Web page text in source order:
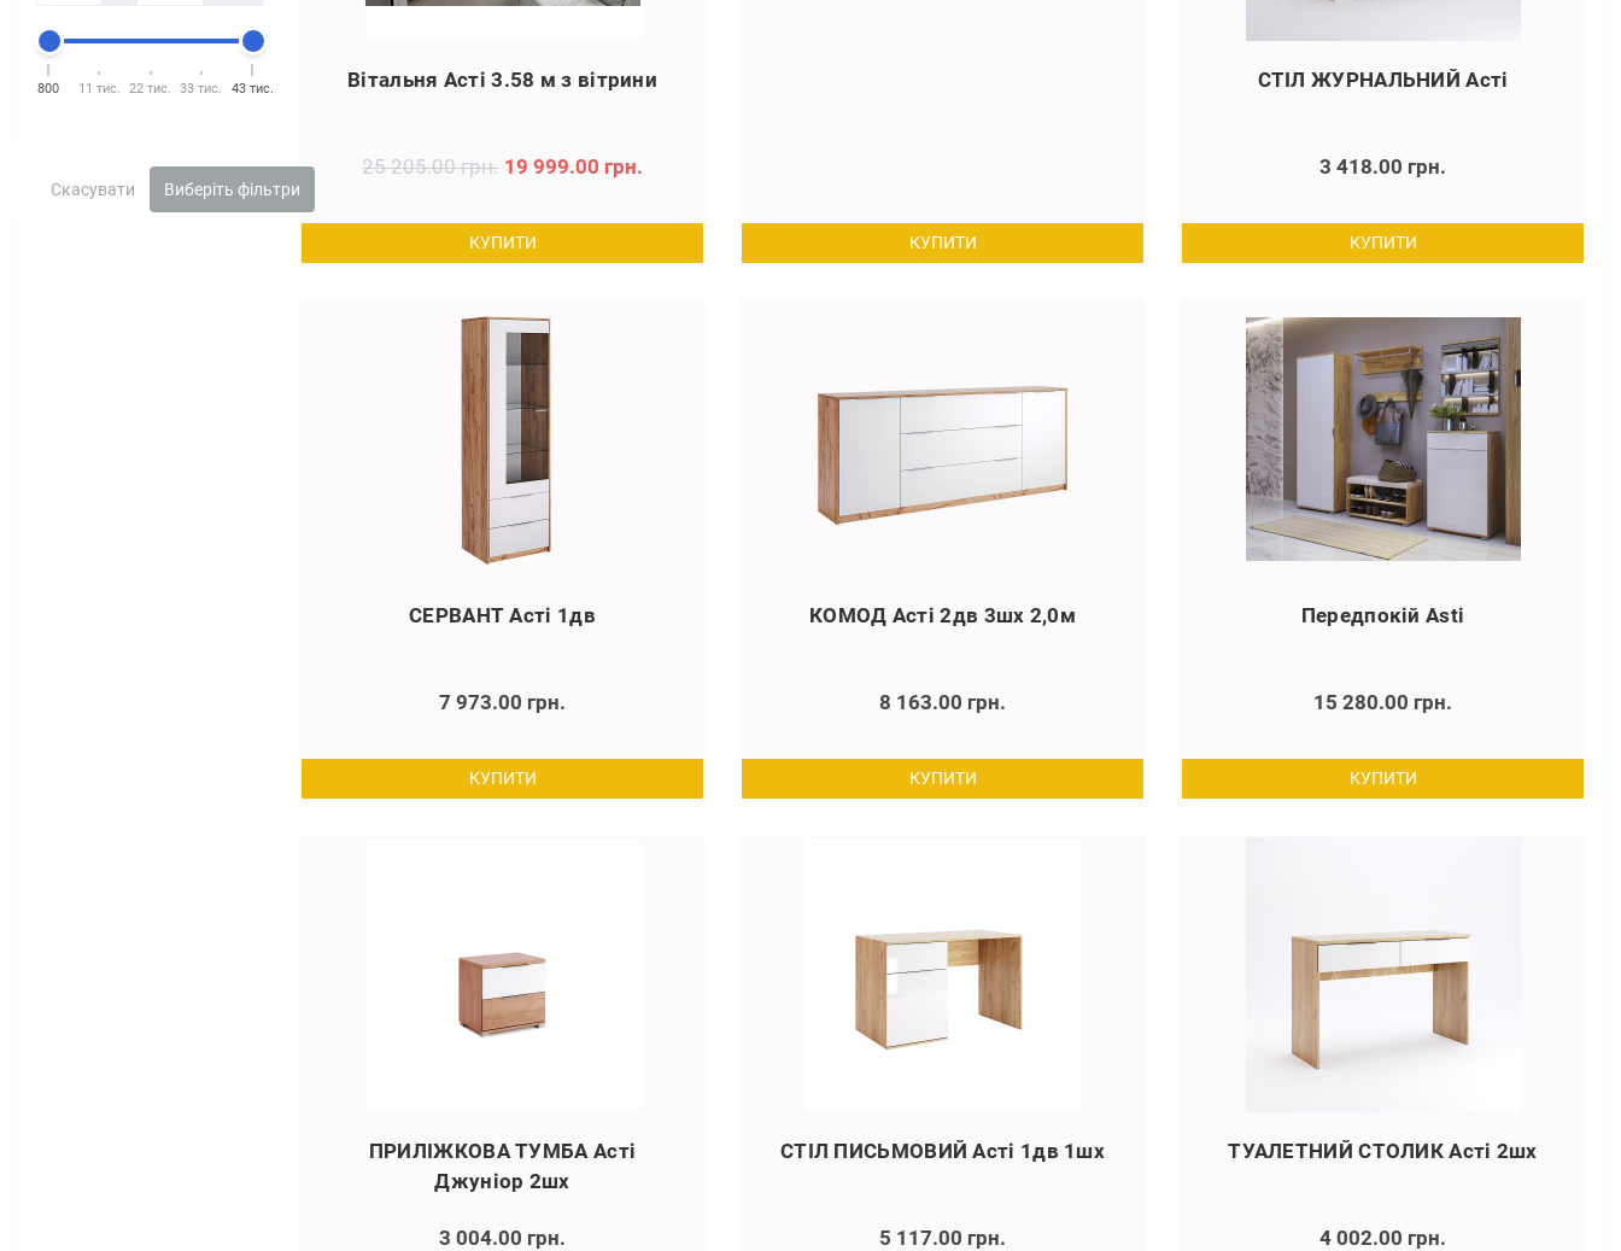
800 11 тис. 22 тис. 33 тис. 43 тис.
Скасувати Виберіть фільтри
Вітальня Асті 3.58 м з вітрини
25 205.00 грн. 19 999.00 грн.
КУПИТИ КУПИТИ
СТІЛ ЖУРНАЛЬНИЙ Асті
3 418.00 грн.
КУПИТИ
СЕРВАНТ Асті 1дв
7 973.00 грн.
КУПИТИ
КОМОД Асті 2дв 3шх 2,0м
8 163.00 грн.
КУПИТИ
Передпокій Asti
15 280.00 грн.
КУПИТИ
ПРИЛІЖКОВА ТУМБА Асті
Джуніор 2шх
3 004.00 грн.
СТІЛ ПИСЬМОВИЙ Асті 1дв 1шх
5 117.00 грн.
ТУАЛЕТНИЙ СТОЛИК Асті 2шх
4 002.00 грн.